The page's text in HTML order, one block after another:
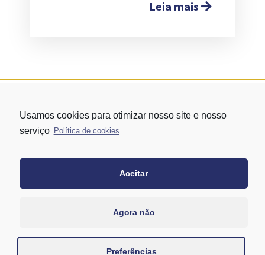
Leia mais
andar – conj. 1305 – Vila Mariana - São Paulo/SP
Usamos cookies para otimizar nosso site e nosso
serviço Política de cookies
Aceitar
Agora não
Preferências